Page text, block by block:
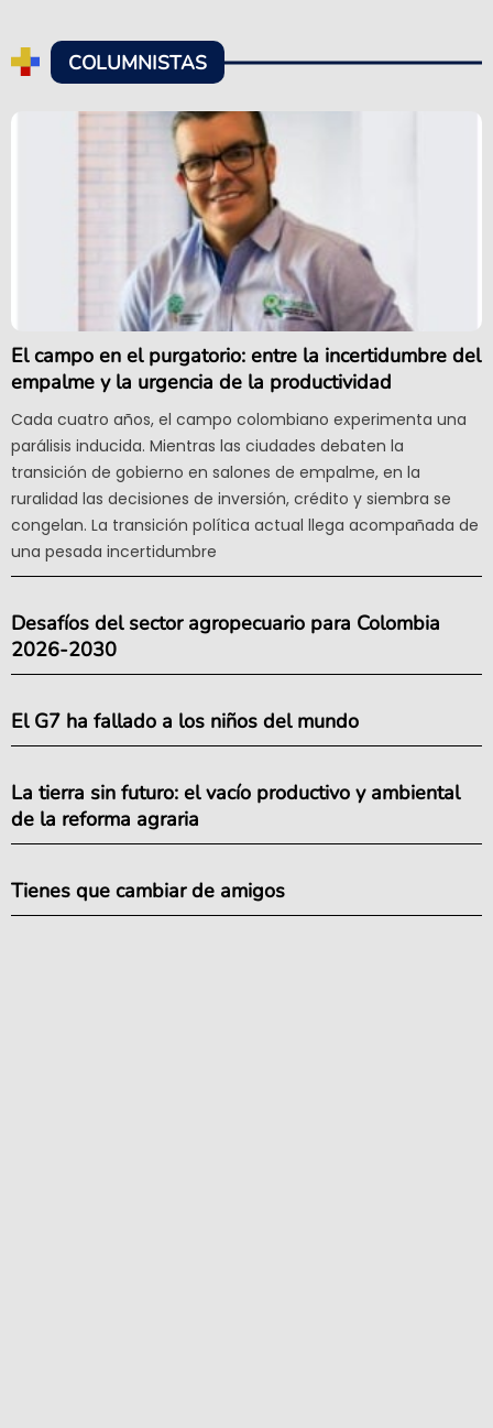
COLUMNISTAS
El campo en el purgatorio: entre la incertidumbre del
empalme y la urgencia de la productividad
Cada cuatro años, el campo colombiano experimenta una
parálisis inducida. Mientras las ciudades debaten la
transición de gobierno en salones de empalme, en la
ruralidad las decisiones de inversión, crédito y siembra se
congelan. La transición política actual llega acompañada de
una pesada incertidumbre
Desafíos del sector agropecuario para Colombia
2026-2030
El G7 ha fallado a los niños del mundo
La tierra sin futuro: el vacío productivo y ambiental
de la reforma agraria
Tienes que cambiar de amigos